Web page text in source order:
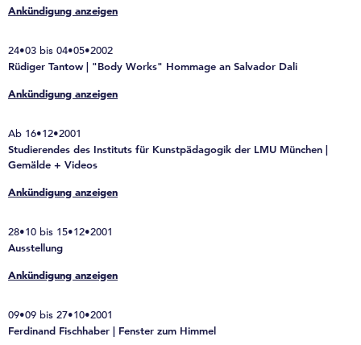
Ankündigung anzeigen
24•03 bis 04•05•2002
Rüdiger Tantow | "Body Works" Hommage an Salvador Dali
Ankündigung anzeigen
Ab 16•12•2001
Studierendes des Instituts für Kunstpädagogik der LMU München |
Gemälde + Videos
Ankündigung anzeigen
28•10 bis 15•12•2001
Ausstellung
Ankündigung anzeigen
09•09 bis 27•10•2001
Ferdinand Fischhaber | Fenster zum Himmel